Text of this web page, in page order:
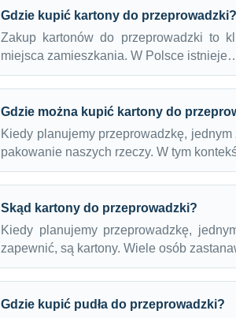
Gdzie kupić kartony do przeprowadzki?
Zakup kartonów do przeprowadzki to
miejsca zamieszkania. W Polsce
Gdzie można kupić kartony do
Kiedy planujemy przeprowadzkę,
pakowanie naszych rzeczy. W tym
Skąd kartony do przeprowadzki?
Kiedy planujemy przeprowadzkę,
zapewnić, są kartony. Wiele osób
Gdzie kupić pudła do przeprowadzki?